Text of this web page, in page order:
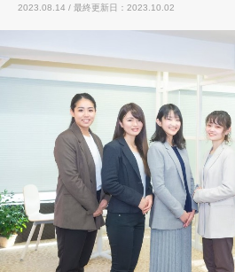
2023.08.14 / 最終更新日：2023.10.02